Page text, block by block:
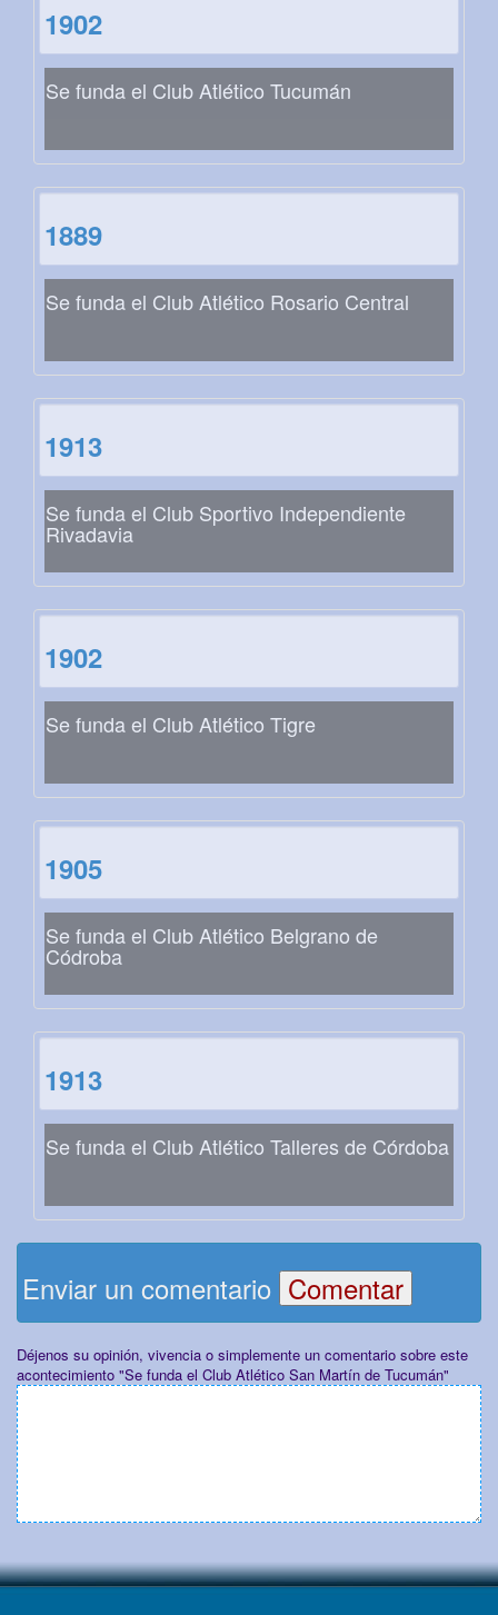
1902
Se funda el Club Atlético Tucumán
1889
Se funda el Club Atlético Rosario Central
1913
Se funda el Club Sportivo Independiente
Rivadavia
1902
Se funda el Club Atlético Tigre
1905
Se funda el Club Atlético Belgrano de
Códroba
1913
Se funda el Club Atlético Talleres de Córdoba
Enviar un comentario
Déjenos su opinión, vivencia o simplemente un comentario sobre este
acontecimiento "Se funda el Club Atlético San Martín de Tucumán"